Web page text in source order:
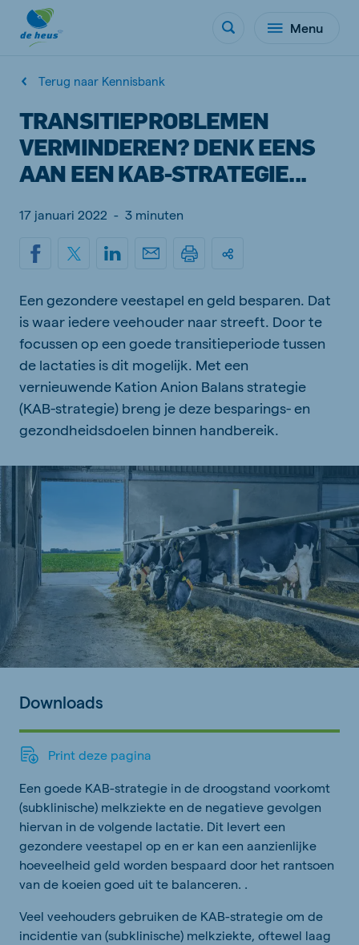
Menu
Terug naar Kennisbank
TRANSITIEPROBLEMEN
VERMINDEREN? DENK EENS
AAN EEN KAB-STRATEGIE...
17 januari 2022 - 3 minuten
Een gezondere veestapel en geld besparen. Dat
is waar iedere veehouder naar streeft. Door te
focussen op een goede transitieperiode tussen
de lactaties is dit mogelijk. Met een
vernieuwende Kation Anion Balans strategie
(KAB-strategie) breng je deze besparings- en
gezondheidsdoelen binnen handbereik.
Downloads
Print deze pagina
Een goede KAB-strategie in de droogstand voorkomt
(subklinische) melkziekte en de negatieve gevolgen
hiervan in de volgende lactatie. Dit levert een
gezondere veestapel op en er kan een aanzienlijke
hoeveelheid geld worden bespaard door het rantsoen
van de koeien goed uit te balanceren. .
Veel veehouders gebruiken de KAB-strategie om de
incidentie van (subklinische) melkziekte, oftewel laag